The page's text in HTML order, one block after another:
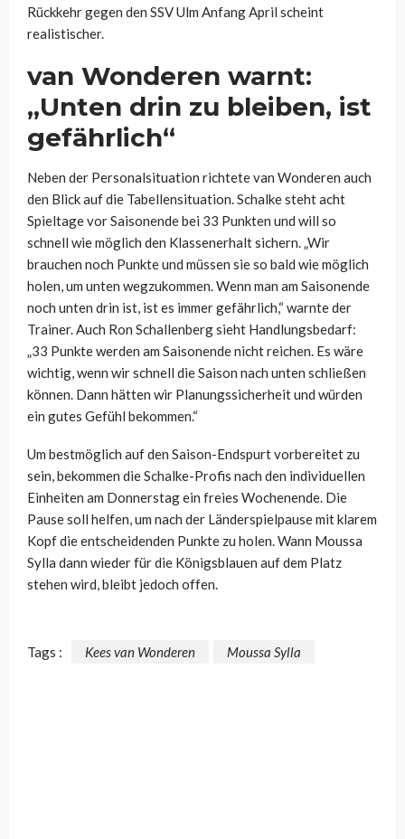
Rückkehr gegen den SSV Ulm Anfang April scheint
realistischer.
van Wonderen warnt:
„Unten drin zu bleiben, ist
gefährlich“
Neben der Personalsituation richtete van Wonderen auch
den Blick auf die Tabellensituation. Schalke steht acht
Spieltage vor Saisonende bei 33 Punkten und will so
schnell wie möglich den Klassenerhalt sichern. „Wir
brauchen noch Punkte und müssen sie so bald wie möglich
holen, um unten wegzukommen. Wenn man am Saisonende
noch unten drin ist, ist es immer gefährlich,“warnte der
Trainer. Auch Ron Schallenberg sieht Handlungsbedarf:
„33 Punkte werden am Saisonende nicht reichen. Es wäre
wichtig, wenn wir schnell die Saison nach unten schließen
können. Dann hätten wir Planungssicherheit und würden
ein gutes Gefühl bekommen.“
Um bestmöglich auf den Saison-Endspurt vorbereitet zu
sein, bekommen die Schalke-Profis nach den individuellen
Einheiten am Donnerstag ein freies Wochenende. Die
Pause soll helfen, um nach der Länderspielpause mit klarem
Kopf die entscheidenden Punkte zu holen. Wann Moussa
Sylla dann wieder für die Königsblauen auf dem Platz
stehen wird, bleibt jedoch offen.
Tags : Kees van Wonderen Moussa Sylla